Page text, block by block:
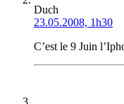
Duch
23.05.2008, 1h30
C’est le 9 Juin